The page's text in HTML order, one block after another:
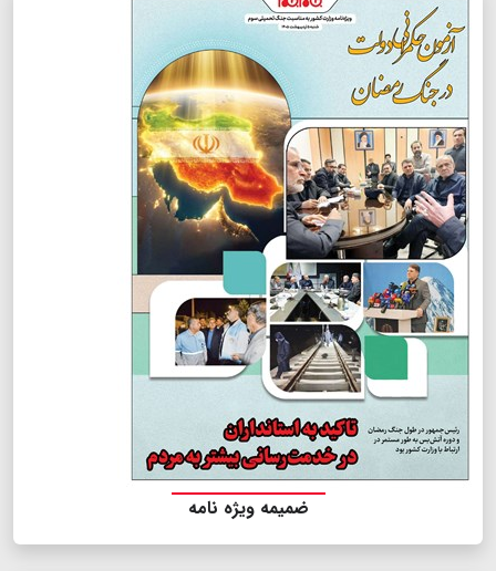
ضمیمه ویژه نامه